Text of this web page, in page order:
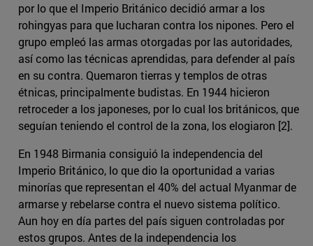
por lo que el Imperio Británico decidió armar a los
rohingyas para que lucharan contra los nipones. Pero el
grupo empleó las armas otorgadas por las autoridades,
así como las técnicas aprendidas, para defender al país
en su contra. Quemaron tierras y templos de otras
étnicas, principalmente budistas. En 1944 hicieron
retroceder a los japoneses, por lo cual los británicos, que
seguían teniendo el control de la zona, los elogiaron [2].
En 1948 Birmania consiguió la independencia del
Imperio Británico, lo que dio la oportunidad a varias
minorías que representan el 40% del actual Myanmar de
armarse y rebelarse contra el nuevo sistema político.
Aun hoy en día partes del país siguen controladas por
estos grupos. Antes de la independencia los